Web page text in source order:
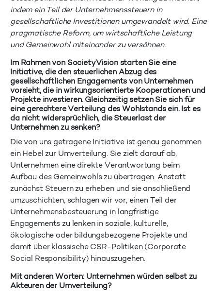
indem ein Teil der Unternehmenssteuern in
gesellschaftliche Investitionen umgewandelt wird. Eine
pragmatische Reform, um wirtschaftliche Leistung
und Gemeinwohl miteinander zu versöhnen.
Im Rahmen von SocietyVision starten Sie eine
Initiative, die den steuerlichen Abzug des
gesellschaftlichen Engagements von Unternehmen
vorsieht, die in wirkungsorientierte Kooperationen und
Projekte investieren. Gleichzeitig setzen Sie sich für
eine gerechtere Verteilung des Wohlstands ein. Ist es
da nicht widersprüchlich, die Steuerlast der
Unternehmen zu senken?
Die von uns getragene Initiative ist genau genommen
ein Hebel zur Umverteilung. Sie zielt darauf ab,
Unternehmen eine direkte Verantwortung beim
Aufbau des Gemeinwohls zu übertragen. Anstatt
zunächst Steuern zu erheben und sie anschließend
umzuschichten, schlagen wir vor, einen Teil der
Unternehmensbesteuerung in langfristige
Engagements zu lenken in soziale, kulturelle,
ökologische oder bildungsbezogene Projekte und
damit über klassische CSR-Politiken (Corporate
Social Responsibility) hinauszugehen.
Mit anderen Worten: Unternehmen würden selbst zu
Akteuren der Umverteilung?